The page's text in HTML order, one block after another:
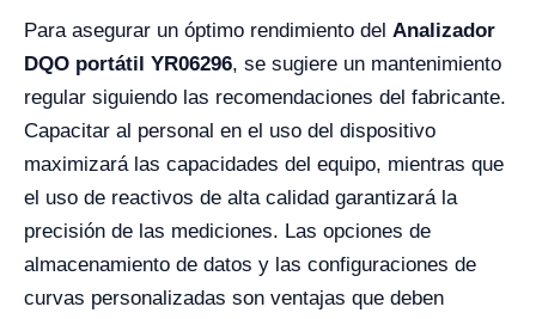
Para asegurar un óptimo rendimiento del Analizador
DQO portátil YR06296, se sugiere un mantenimiento
regular siguiendo las recomendaciones del fabricante.
Capacitar al personal en el uso del dispositivo
maximizará las capacidades del equipo, mientras que
el uso de reactivos de alta calidad garantizará la
precisión de las mediciones. Las opciones de
almacenamiento de datos y las configuraciones de
curvas personalizadas son ventajas que deben